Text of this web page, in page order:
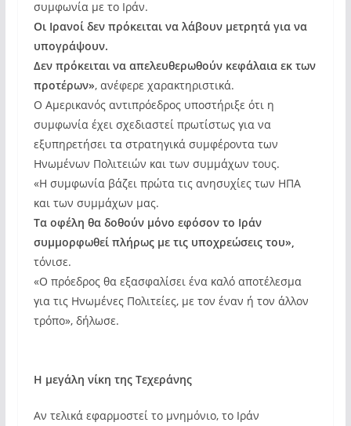
συμφωνία με το Ιράν.
Οι Ιρανοί δεν πρόκειται να λάβουν μετρητά για να
υπογράψουν.
Δεν πρόκειται να απελευθερωθούν κεφάλαια εκ των
προτέρων», ανέφερε χαρακτηριστικά.
Ο Αμερικανός αντιπρόεδρος υποστήριξε ότι η
συμφωνία έχει σχεδιαστεί πρωτίστως για να
εξυπηρετήσει τα στρατηγικά συμφέροντα των
Ηνωμένων Πολιτειών και των συμμάχων τους.
«Η συμφωνία βάζει πρώτα τις ανησυχίες των ΗΠΑ
και των συμμάχων μας.
Τα οφέλη θα δοθούν μόνο εφόσον το Ιράν
συμμορφωθεί πλήρως με τις υποχρεώσεις του»,
τόνισε.
«Ο πρόεδρος θα εξασφαλίσει ένα καλό αποτέλεσμα
για τις Ηνωμένες Πολιτείες, με τον έναν ή τον άλλον
τρόπο», δήλωσε.
Η μεγάλη νίκη της Τεχεράνης
Αν τελικά εφαρμοστεί το μνημόνιο, το Ιράν